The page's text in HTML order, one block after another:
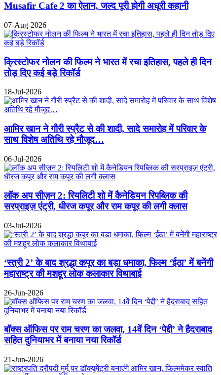
Musafir Cafe 2 का ऐलान, जल्द पूरी होगी अधूरी कहानी
07-Aug-2026
क्रिस्टोफर नोलन की फिल्म ने भारत में रचा इतिहास, पहले ही दिन
तोड़ दिए कई बड़े रिकॉर्ड
18-Jul-2026
आमिर खान ने गौरी स्प्रैट से की शादी, सादे समारोह में परिवार के
साथ विशेष अतिथि रहे मौजूद…
06-Jul-2026
लॉक अप सीज़न 2: रियलिटी शो में कैनेडियन रिपब्लिक की
सरप्राइज़ एंट्री, धीरज कपूर और राम कपूर की लगी क्लास
03-Jul-2026
‘स्त्री 2’ के बाद श्रद्धा कपूर का बड़ा धमाका, फिल्म ‘ईठा’ में बनेंगी
महाराष्ट्र की मशहूर लोक कलाकार विथाबाई
26-Jun-2026
बॉक्स ऑफिस पर राम चरण का जलवा, 14वें दिन ‘पेद्दी’ ने हैदराबाद
सहित दुनियाभर में बनाया नया रिकॉर्ड
21-Jun-2026